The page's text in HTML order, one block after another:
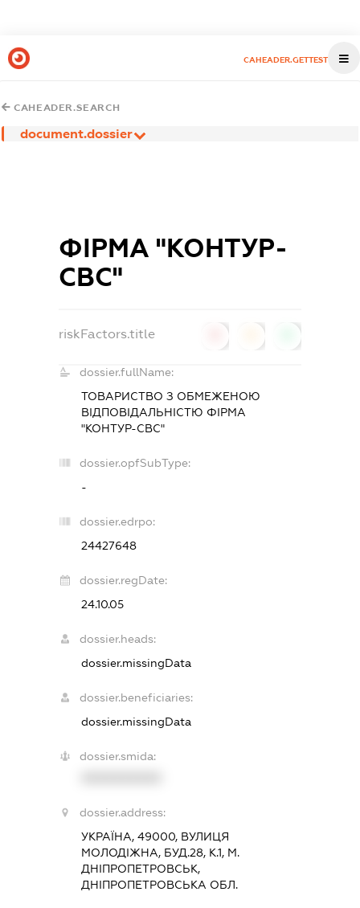
CAHEADER.GETTEST
CAHEADER.SEARCH
document.dossier
ФІРМА "КОНТУР-
СВС"
riskFactors.title
dossier.fullName:
ТОВАРИСТВО З ОБМЕЖЕНОЮ
ВІДПОВІДАЛЬНІСТЮ ФІРМА
"КОНТУР-СВС"
dossier.opfSubType:
-
dossier.edrpo:
24427648
dossier.regDate:
24.10.05
dossier.heads:
dossier.missingData
dossier.beneficiaries:
dossier.missingData
dossier.smida:
dossier.address:
УКРАЇНА, 49000, ВУЛИЦЯ
МОЛОДІЖНА, БУД.28, К.1, М.
ДНІПРОПЕТРОВСЬК,
ДНІПРОПЕТРОВСЬКА ОБЛ.